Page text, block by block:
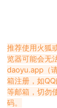
方公开。我
是单纯享受
独特性和珍
们的人带来
推荐使用火狐
览器可能会无
daoyu.app （
箱注册，如
等邮箱，切勿
码。